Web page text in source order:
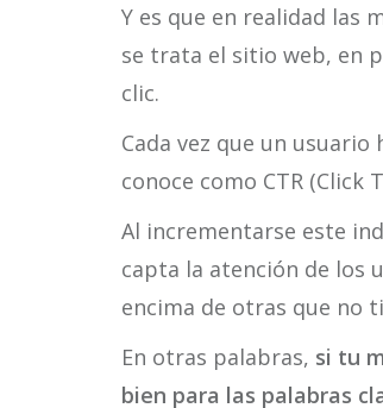
Y es que en realidad las
se trata el sitio web, en
clic.
Cada vez que un
conoce como CTR (Click
Al incrementarse este
capta la atención de los
encima de otras que no
En otras palabras, si tu
bien para las palabras